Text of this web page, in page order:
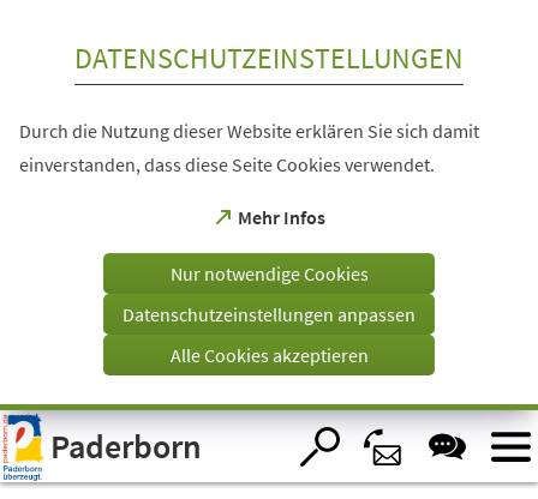
Visuelle
Assistenzsoftware
öffnen.
DATENSCHUTZEINSTELLUNGEN
Durch die Nutzung dieser Website erklären Sie sich damit
einverstanden, dass diese Seite Cookies verwendet.
Mehr Infos
(Öffnet
einem
Tab)
Nur notwendige Cookies
Datenschutzeinstellungen anpassen
Alle Cookies akzeptieren
Paderborn